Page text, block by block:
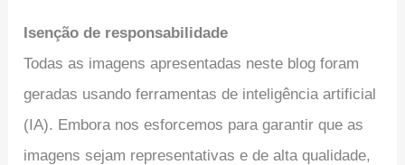
Isenção de responsabilidade
Todas as imagens apresentadas neste blog foram
geradas usando ferramentas de inteligência artificial
(IA). Embora nos esforcemos para garantir que as
imagens sejam representativas e de alta qualidade,